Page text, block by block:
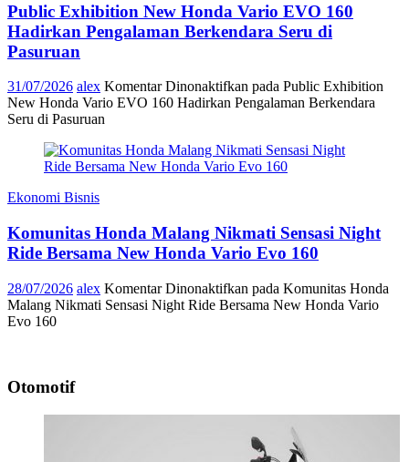
Public Exhibition New Honda Vario EVO 160
Hadirkan Pengalaman Berkendara Seru di
Pasuruan
31/07/2026 alex Komentar Dinonaktifkan pada Public Exhibition
New Honda Vario EVO 160 Hadirkan Pengalaman Berkendara
Seru di Pasuruan
Ekonomi Bisnis
Komunitas Honda Malang Nikmati Sensasi Night
Ride Bersama New Honda Vario Evo 160
28/07/2026 alex Komentar Dinonaktifkan pada Komunitas Honda
Malang Nikmati Sensasi Night Ride Bersama New Honda Vario
Evo 160
Otomotif